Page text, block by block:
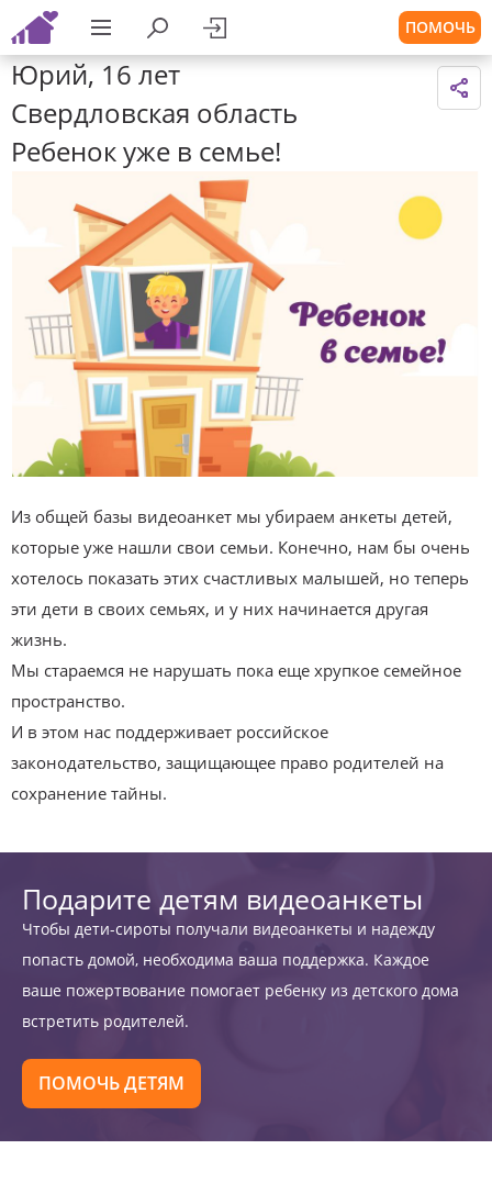
ПОМОЧЬ
Юрий, 16 лет
Свердловская область
Ребенок уже в семье!
Из общей базы видеоанкет мы убираем анкеты детей,
которые уже нашли свои семьи. Конечно, нам бы очень
хотелось показать этих счастливых малышей, но теперь
эти дети в своих семьях, и у них начинается другая
жизнь.
Мы стараемся не нарушать пока еще хрупкое семейное
пространство.
И в этом нас поддерживает российское
законодательство, защищающее право родителей на
сохранение тайны.
Подарите детям видеоанкеты
Чтобы дети-сироты получали видеоанкеты и надежду
попасть домой, необходима ваша поддержка. Каждое
ваше пожертвование помогает ребенку из детского дома
встретить родителей.
ПОМОЧЬ ДЕТЯМ